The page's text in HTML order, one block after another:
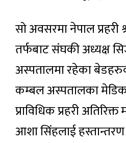
सो अवसरमा नेपाल प्रहरी
तर्फबाट संघकी अध्यक्ष
अस्पतालमा रहेका
कम्बल अस्पतालका
प्राविधिक प्रहरी अतिरिक्त
आशा सिंहलाई हस्तान्तरण